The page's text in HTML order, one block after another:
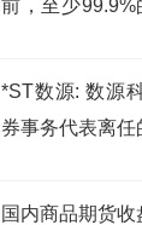
前，至少
永续资本证券
*ST数源: 数源
券事务代表离任
国内商品期货收